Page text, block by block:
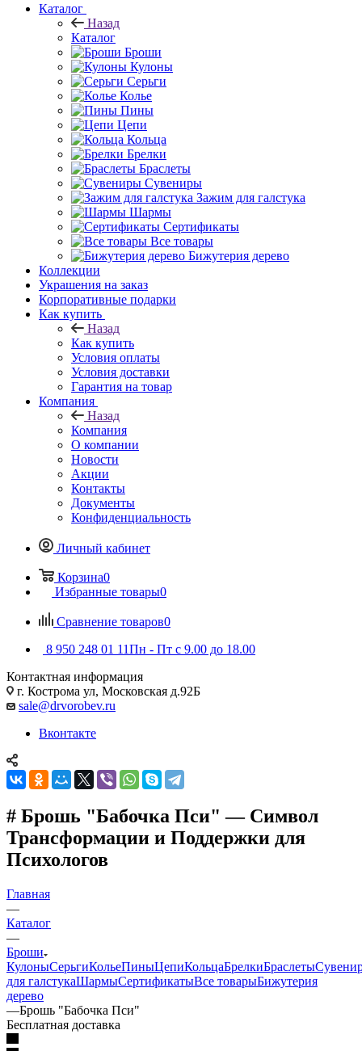
Каталог
Назад
Каталог
Броши
Кулоны
Серьги
Колье
Пины
Цепи
Кольца
Брелки
Браслеты
Сувениры
Зажим для галстука
Шармы
Сертификаты
Все товары
Бижутерия дерево
Коллекции
Украшения на заказ
Корпоративные подарки
Как купить
Назад
Как купить
Условия оплаты
Условия доставки
Гарантия на товар
Компания
Назад
Компания
О компании
Новости
Акции
Контакты
Документы
Конфиденциальность
Личный кабинет
Корзина0
Избранные товары0
Сравнение товаров0
8 950 248 01 11Пн - Пт с 9.00 до 18.00
Контактная информация
г. Кострома ул, Московская д.92Б
sale@drvorobev.ru
Вконтакте
# Брошь "Бабочка Пси" — Символ
Трансформации и Поддержки для
Психологов
Главная
—
Каталог
—
Броши
КулоныСерьгиКольеПиныЦепиКольцаБрелкиБраслеты
для галстукаШармыСертификатыВсе товарыБижутерия
дерево
—Брошь "Бабочка Пси"
Бесплатная доставка